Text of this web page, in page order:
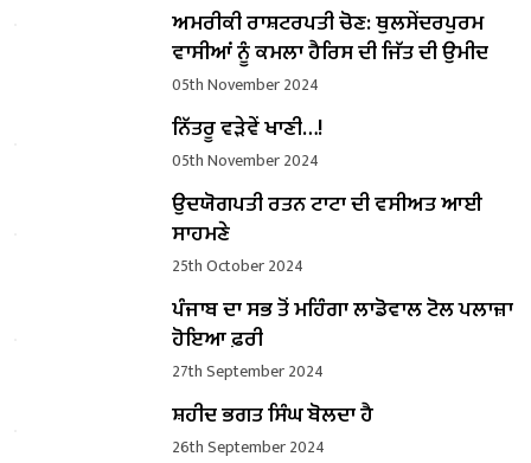
ਅਮਰੀਕੀ ਰਾਸ਼ਟਰਪਤੀ ਚੋਣ: ਥੁਲਸੇਂਦਰਪੁਰਮ
ਵਾਸੀਆਂ ਨੂੰ ਕਮਲਾ ਹੈਰਿਸ ਦੀ ਜਿੱਤ ਦੀ ਉਮੀਦ
05th November 2024
ਨਿੱਤਰੂ ਵੜੇਵੇਂ ਖਾਣੀ…!
05th November 2024
ਉਦਯੋਗਪਤੀ ਰਤਨ ਟਾਟਾ ਦੀ ਵਸੀਅਤ ਆਈ
ਸਾਹਮਣੇ
25th October 2024
ਪੰਜਾਬ ਦਾ ਸਭ ਤੋਂ ਮਹਿੰਗਾ ਲਾਡੋਵਾਲ ਟੋਲ ਪਲਾਜ਼ਾ
ਹੋਇਆ ਫ਼ਰੀ
27th September 2024
ਸ਼ਹੀਦ ਭਗਤ ਸਿੰਘ ਬੋਲਦਾ ਹੈ
26th September 2024